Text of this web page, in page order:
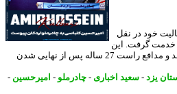
خود در نقل
گرفت. این
انتقال با نظر سعید اخباری انجام شد و مدافع راست 27 ساله پس از نهایی شدن
یزد-سعید اخباری- چادرملو-امیرحسین-